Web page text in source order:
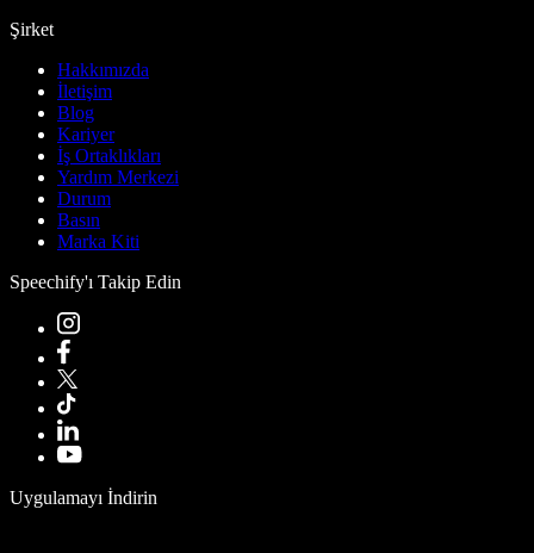
Şirket
Hakkımızda
İletişim
Blog
Kariyer
İş Ortaklıkları
Yardım Merkezi
Durum
Basın
Marka Kiti
Speechify'ı Takip Edin
Uygulamayı İndirin